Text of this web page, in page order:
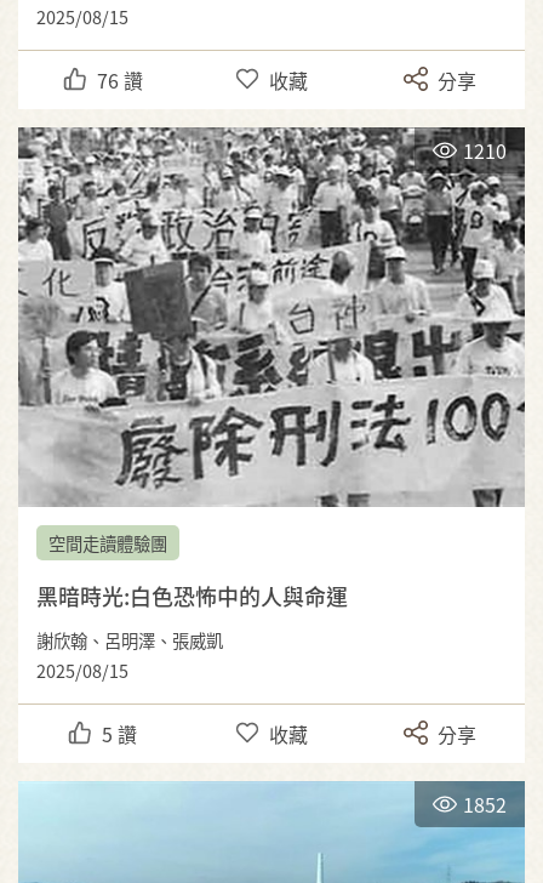
2025/08/15
76 讚 收藏 分享
1210
空間走讀體驗團
黑暗時光:白色恐怖中的人與命運
謝欣翰、呂明澤、張威凱
2025/08/15
5 讚 收藏 分享
1852